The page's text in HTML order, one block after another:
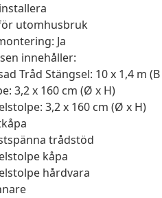
utomhusbruk
Ja
innehåller:
Tråd Stängsel: 10 x 1,4 m
3,2 x 160 cm (Ø x H)
3,2 x 160 cm (Ø x H)
trådstöd
kåpa
hårdvara